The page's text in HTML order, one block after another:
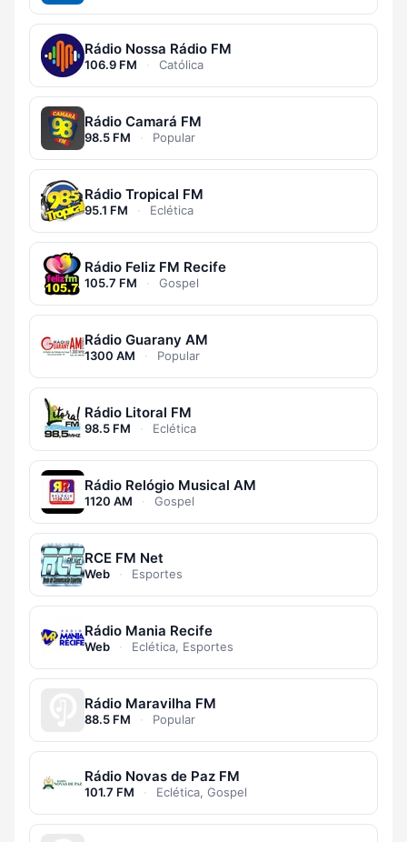
Rádio Nossa Rádio FM
106.9 FM · Católica
Rádio Camará FM
98.5 FM · Popular
Rádio Tropical FM
95.1 FM · Eclética
Rádio Feliz FM Recife
105.7 FM · Gospel
Rádio Guarany AM
1300 AM · Popular
Rádio Litoral FM
98.5 FM · Eclética
Rádio Relógio Musical AM
1120 AM · Gospel
RCE FM Net
Web · Esportes
Rádio Mania Recife
Web · Eclética, Esportes
Rádio Maravilha FM
88.5 FM · Popular
Rádio Novas de Paz FM
101.7 FM · Eclética, Gospel